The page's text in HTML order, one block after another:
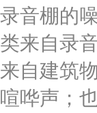
录音棚的
类来自录
来自建筑
喧哗声；